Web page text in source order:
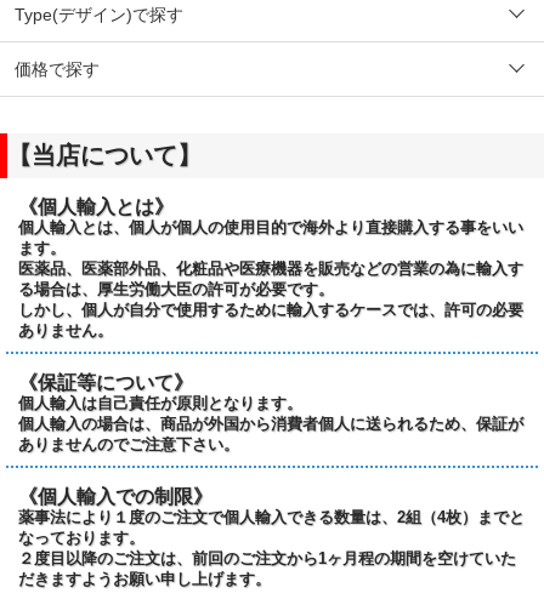
Type(デザイン)で探す
価格で探す
【当店について】
《個人輸入とは》
個人輸入とは、個人が個人の使用目的で海外より直接購入する事をいい
ます。
医薬品、医薬部外品、化粧品や医療機器を販売などの営業の為に輸入す
る場合は、厚生労働大臣の許可が必要です。
しかし、個人が自分で使用するために輸入するケースでは、許可の必要
ありません。
《保証等について》
個人輸入は自己責任が原則となります。
個人輸入の場合は、商品が外国から消費者個人に送られるため、保証が
ありませんのでご注意下さい。
《個人輸入での制限》
薬事法により１度のご注文で個人輸入できる数量は、2組（4枚）までと
なっております。
２度目以降のご注文は、前回のご注文から1ヶ月程の期間を空けていた
だきますようお願い申し上げます。